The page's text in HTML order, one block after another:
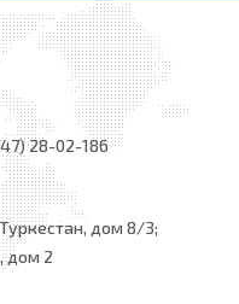
28-02-186
дом 8/3;
дом 2